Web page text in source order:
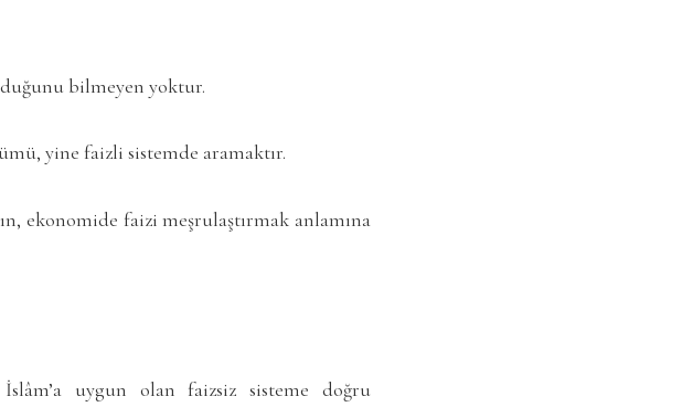
bilmeyen yoktur.
yine faizli sistemde aramaktır.
ekonomide faizi meşrulaştırmak anlamına
uygun olan faizsiz sisteme doğru